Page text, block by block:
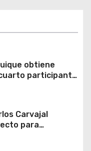
obtiene
participante
a
Carvajal
para
vida al campeón